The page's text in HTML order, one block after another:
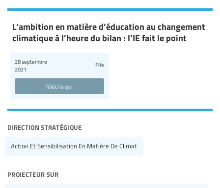
L’ambition en matière d’éducation au changement
climatique à l’heure du bilan : l’IE fait le point
28 septembre
2021
File
Télécharger
direction stratégique
Action Et Sensibilisation En Matière De Climat
projecteur sur